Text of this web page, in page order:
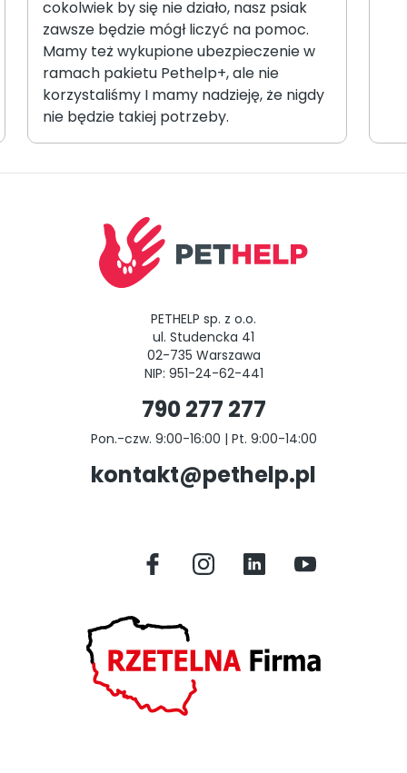
cokolwiek by się nie działo, nasz psiak
zawsze będzie mógł liczyć na pomoc.
Mamy też wykupione ubezpieczenie w
ramach pakietu Pethelp+, ale nie
korzystaliśmy I mamy nadzieję, że nigdy
nie będzie takiej potrzeby.
PETHELP sp. z o.o.
ul. Studencka 41
02-735 Warszawa
NIP: 951-24-62-441
790 277 277
Pon.-czw. 9:00-16:00 | Pt. 9:00-14:00
kontakt@pethelp.pl